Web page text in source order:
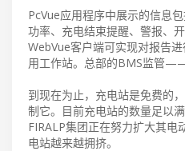
PcVue应用程序中展示的信息
功率、充电结束提醒、警报、
WebVue客户端可实现对报告
用工作站。总部的BMS监管
到现在为止，充电站是免费的
制它。目前充电站的数量足以
FIRALP集团正在努力扩大其电
电站越来越拥挤。